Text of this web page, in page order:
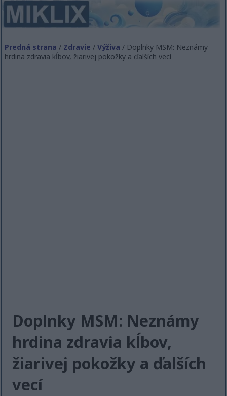
Predná strana / Zdravie /Výživa / Doplnky MSM: Neznámy
hrdina zdravia kĺbov, žiarivej pokožky a ďalších vecí
Doplnky MSM: Neznámy
hrdina zdravia kĺbov,
žiarivej pokožky a ďalších
vecí